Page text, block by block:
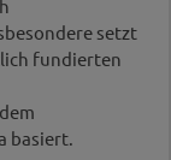
setzt
fundierten
basiert.